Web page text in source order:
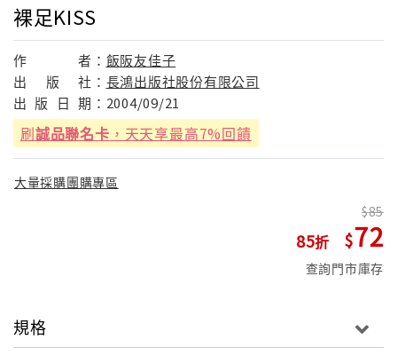
裸足KISS
作 者： 飯阪友佳子
出
版 社： 長鴻出版社股份有限公司
出 版 日 期： 2004/09/21
刷誠品聯名卡 ，天天享最高7%回饋
大量採購團購專區
85
85
72
查詢門市庫存
規格